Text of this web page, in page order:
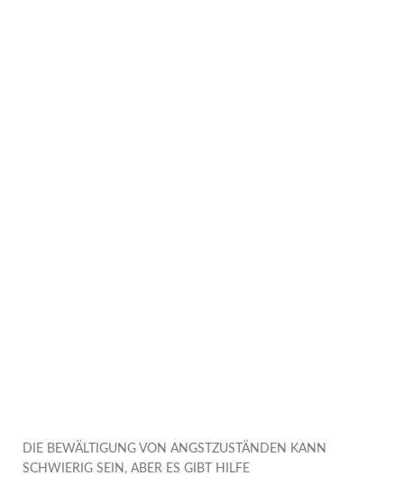
DIE BEWÄLTIGUNG VON ANGSTZUSTÄNDEN KANN
SCHWIERIG SEIN, ABER ES GIBT HILFE